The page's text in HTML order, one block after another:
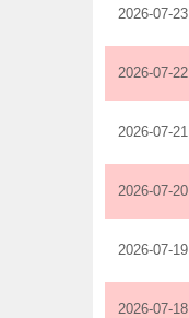
2026-07-23
2026-07-22
2026-07-21
2026-07-20
2026-07-19
2026-07-18